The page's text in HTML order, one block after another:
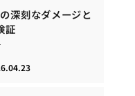
深刻なダメージと
証